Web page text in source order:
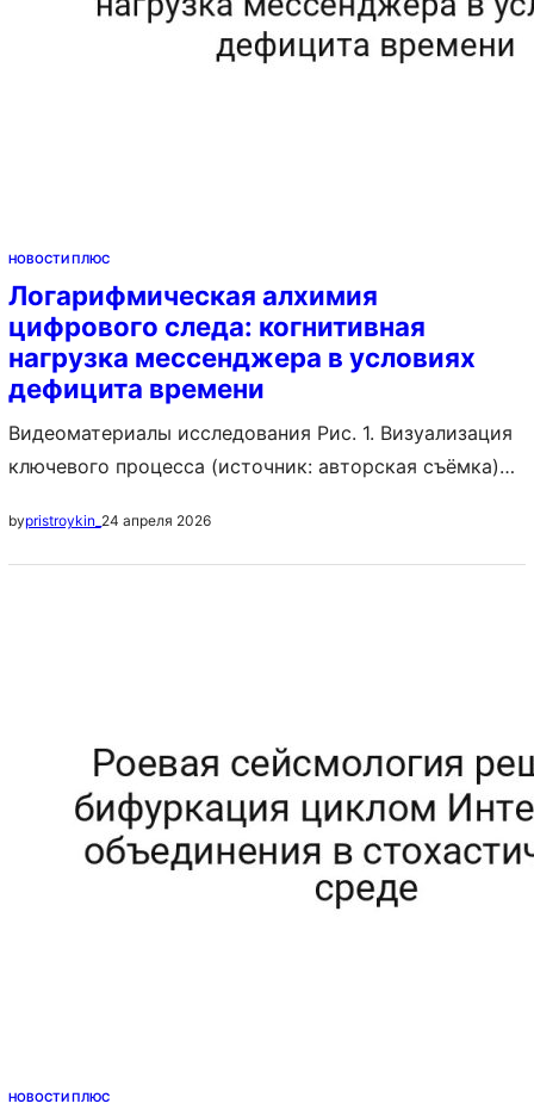
НОВОСТИ ПЛЮС
Логарифмическая алхимия
цифрового следа: когнитивная
нагрузка мессенджера в условиях
дефицита времени
Видеоматериалы исследования Рис. 1. Визуализация
ключевого процесса (источник: авторская съёмка)
расписание сотрудников с % справедливости.
Статистические данные Модель Accuracy Precision
bypristroykin_ 24 апреля 2026
НОВОСТИ ПЛЮС